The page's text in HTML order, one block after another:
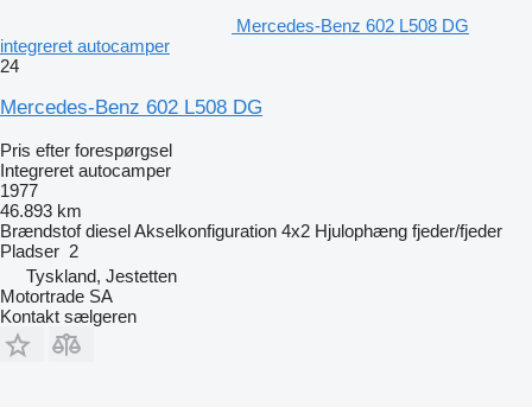
Mercedes-Benz 602 L508 DG
integreret autocamper
24
Mercedes-Benz 602 L508 DG
Pris efter forespørgsel
Integreret autocamper
1977
46.893 km
Brændstof dieselAkselkonfiguration 4x2 Hjulophæng fjeder/fjeder
Pladser 2
Tyskland, Jestetten
Motortrade SA
Kontakt sælgeren